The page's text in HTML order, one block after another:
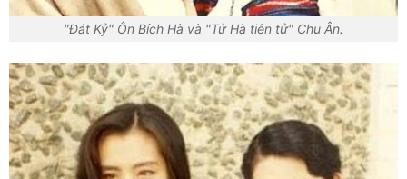
"Đát Kỷ" Ôn Bích Hà và "Tử Hà tiên tử" Chu Ân.